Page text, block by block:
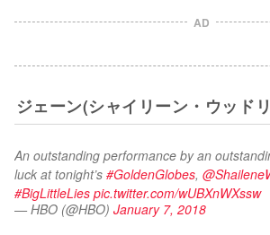
AD
ジェーン(シャイリーン・ウッド
An outstanding performance by an
luck at tonight’s #GoldenGlobes,
#BigLittleLies pic.twitter.com/wUBXnWXssw
— HBO (@HBO) January 7, 2018